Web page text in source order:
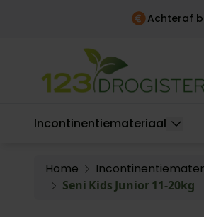
Achteraf
Ga naar de inhoud
Incontinentiemateriaal
Home
Seni Kids Junior 11-20kg